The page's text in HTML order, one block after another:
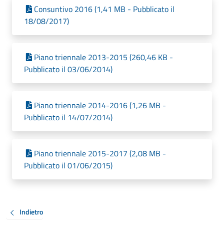
Consuntivo 2016 (1,41 MB - Pubblicato il
18/08/2017)
Piano triennale 2013-2015 (260,46 KB -
Pubblicato il 03/06/2014)
Piano triennale 2014-2016 (1,26 MB -
Pubblicato il 14/07/2014)
Piano triennale 2015-2017 (2,08 MB -
Pubblicato il 01/06/2015)
Indietro